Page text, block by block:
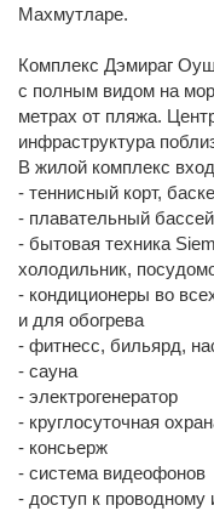
Махмутларе.
Комплекс Дэмираг
с полным видом на
метрах от пляжа.
инфраструктура
В жилой комплекс
- теннисный корт,
- плавательный
- бытовая техника
холодильник,
- кондиционеры во
и для обогрева
- фитнесс, бильярд,
- сауна
- электрогенератор
- круглосуточная
- консьерж
- система видеофонов
- доступ к